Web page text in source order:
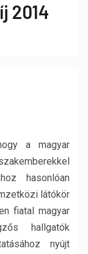
2014
a magyar
hasonlóan
látókör
fiatal magyar
hallgatók
nyújt